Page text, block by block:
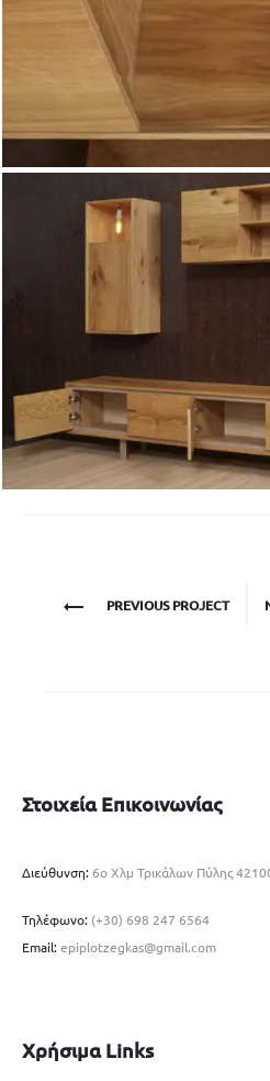
ProjectPREVIOUS PROJECT
Στοιχεία Επικοινωνίας
Διεύθυνση:6ο Χλμ Τρικάλων Πύλης
Τηλέφωνο: (+30) 698 247 6564
Email:epiplotzegkas@gmail.com
Χρήσιμα Links